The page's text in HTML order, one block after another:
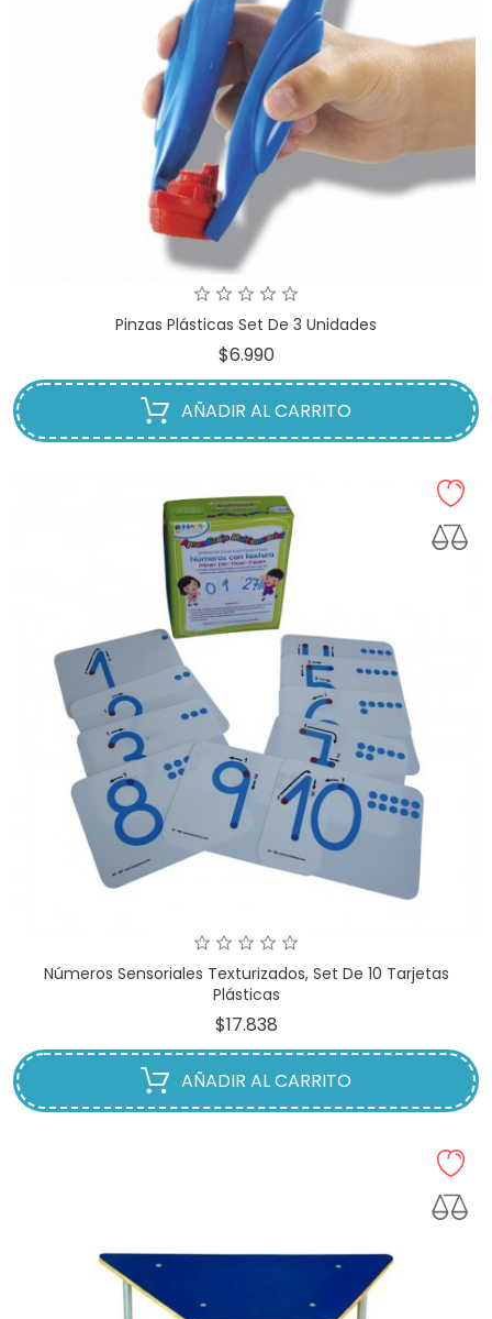
Pinzas Plásticas Set De 3 Unidades
$6.990Precio
AÑADIR AL CARRITO
Números Sensoriales Texturizados, Set De 10 Tarjetas
Plásticas
$17.838Precio
AÑADIR AL CARRITO